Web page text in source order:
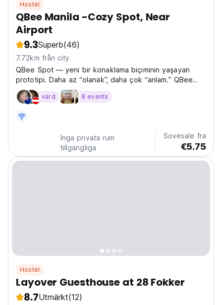
Hostel
QBee Manila -Cozy Spot, Near
Airport
9.3Superb(46)
7.72km från city
QBee Spot — yeni bir konaklama biçiminin yaşayan
prototipi. Daha az “olanak”, daha çok “anlam.” QBee
Manila bir otel değildir. Ve kesinlikle çatı partileri ve
havuz kuralları olan bir parti hosteli de değil. İkisinin
värd 8 events
Inga privata rum
tillgängliga
Sovesale fra
€5.75
Hostel
Layover Guesthouse at 28 Fokker
8.7Utmärkt(12)